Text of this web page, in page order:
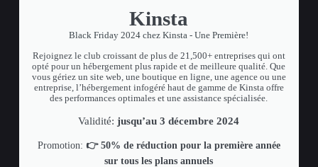
Kinsta
Black Friday 2024 chez Kinsta - Une Première!
Rejoignez le club croissant de plus de 21,500+ entreprises qui ont
opté pour un hébergement plus rapide et de meilleure qualité. Que
vous gériez un site web, une boutique en ligne, une agence ou une
entreprise, l’hébergement infogéré haut de gamme de Kinsta offre
des performances optimales et une assistance spécialisée.
Validité:jusqu’au 3 décembre 2024
Promotion: 👉 50% de réduction pour la première année
sur tous les plans annuels